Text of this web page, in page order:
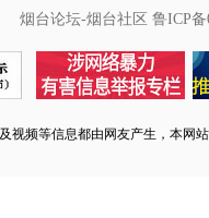
烟台论坛-烟台社区 鲁ICP备
视频等信息都由网友产生，本网